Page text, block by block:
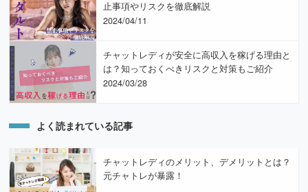
止事項やリスクを徹底解説
2024/04/11
チャットレディが安全に高収入を稼げる理由と
は？知っておくべきリスクと対策もご紹介
2024/03/28
よく読まれている記事
チャットレディのメリット、デメリットとは？
元チャトレが暴露！